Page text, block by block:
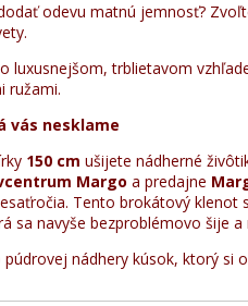
odevu matnú jemnosť?
luxusnejšom, trblietavom
ružami.
vás nesklame
150 cm ušijete nádherné
Margo a predajne
Tento brokátový
sa navyše bezproblémovo šije a
nádhery kúsok, ktorý si